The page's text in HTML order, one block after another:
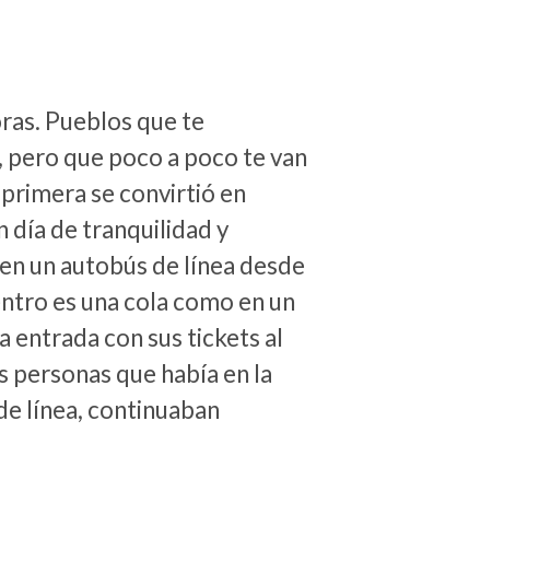
Pueblos que te
que poco a poco te van
se convirtió en
día de tranquilidad y
un autobús de línea desde
es una cola como en un
entrada con sus tickets al
personas que había en la
línea, continuaban